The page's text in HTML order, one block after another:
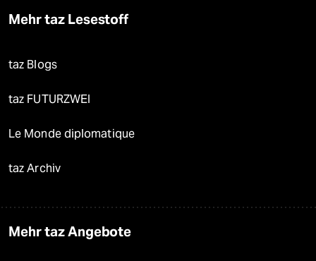
Mehr taz Lesestoff
taz Blogs
taz FUTURZWEI
Le Monde diplomatique
taz Archiv
Mehr taz Angebote